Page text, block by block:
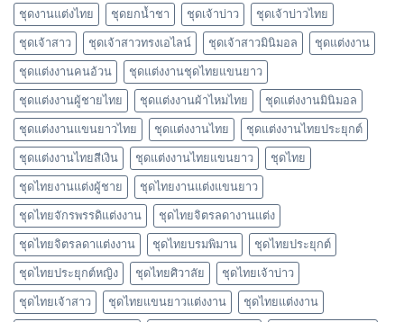
ชุดงานแต่งไทย ชุดยกน้ำชา ชุดเจ้าบ่าว ชุดเจ้าบ่าวไทย
ชุดเจ้าสาว ชุดเจ้าสาวทรงเอไลน์ ชุดเจ้าสาวมินิมอล ชุดแต่งงาน
ชุดแต่งงานคนอ้วน ชุดแต่งงานชุดไทยแขนยาว
ชุดแต่งงานผู้ชายไทย ชุดแต่งงานผ้าไหมไทย ชุดแต่งงานมินิมอล
ชุดแต่งงานแขนยาวไทย ชุดแต่งงานไทย ชุดแต่งงานไทยประยุกต์
ชุดแต่งงานไทยสีเงิน ชุดแต่งงานไทยแขนยาว ชุดไทย
ชุดไทยงานแต่งผู้ชาย ชุดไทยงานแต่งแขนยาว
ชุดไทยจักรพรรดิแต่งงาน ชุดไทยจิตรลดางานแต่ง
ชุดไทยจิตรลดาแต่งงาน ชุดไทยบรมพิมาน ชุดไทยประยุกต์
ชุดไทยประยุกต์หญิง ชุดไทยศิวาลัย ชุดไทยเจ้าบ่าว
ชุดไทยเจ้าสาว ชุดไทยแขนยาวแต่งงาน ชุดไทยแต่งงาน